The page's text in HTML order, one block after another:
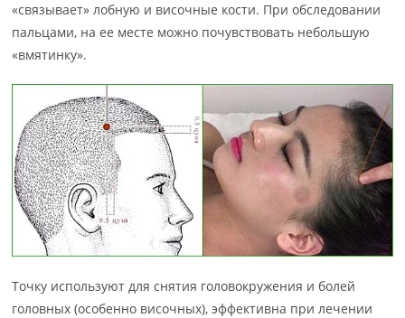
«связывает» лобную и височные кости. При обследовании
пальцами, на ее месте можно почувствовать небольшую
«вмятинку».
Точку используют для снятия головокружения и болей
головных (особенно височных), эффективна при лечении